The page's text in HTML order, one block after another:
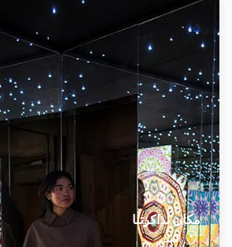
مكان لذاكرتنا
العلا